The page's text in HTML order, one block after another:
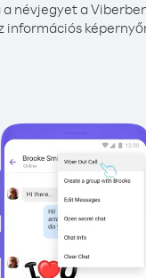
névjegyet a
információs